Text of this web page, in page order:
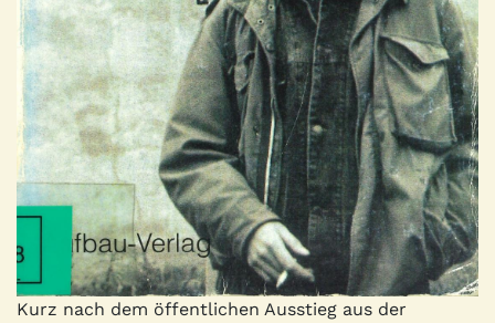
Kurz nach dem öffentlichen Ausstieg aus der